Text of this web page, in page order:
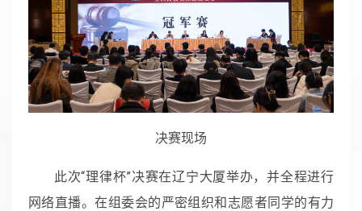
决赛现场
此次“理律杯”决赛在辽宁大厦举办，并全程进行
网络直播。在组委会的严密组织和志愿者同学的有力